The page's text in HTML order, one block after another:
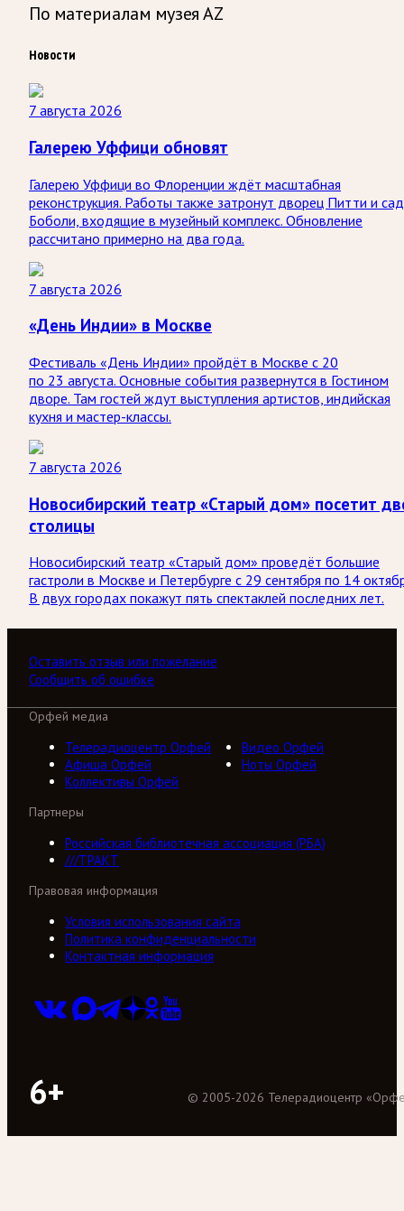
По материалам музея AZ
Новости
7 августа 2026
Галерею Уффици обновят
Галерею Уффици во Флоренции ждёт масштабная
реконструкция. Работы также затронут дворец Питти и
Боболи, входящие в музейный комплекс. Обновление
рассчитано примерно на два года.
7 августа 2026
«День Индии» в Москве
Фестиваль «День Индии» пройдёт в Москве с 20
по 23 августа. Основные события развернутся в Гостином
дворе. Там гостей ждут выступления артистов, индийская
кухня и мастер-классы.
7 августа 2026
Новосибирский театр «Старый дом» посетит
столицы
Новосибирский театр «Старый дом» проведёт большие
гастроли в Москве и Петербурге с 29 сентября по 14
В двух городах покажут пять спектаклей последних лет.
Оставить отзыв или пожелание
Сообщить об ошибке
Орфей медиа
Телерадиоцентр Орфей
Видео Орфей
Афиша Орфей
Ноты Орфей
Коллективы Орфей
Партнеры
Российская библиотечная ассоциация (РБА)
///ТРАКТ
Правовая информация
Условия использования сайта
Политика конфиденциальности
Контактная информация
6+ © 2005-2026 Телерадиоцентр